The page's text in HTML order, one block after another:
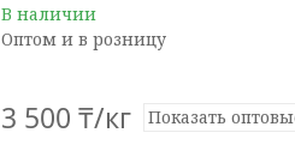
В наличии
Оптом и в розницу
3 500 ₸/кг Показать